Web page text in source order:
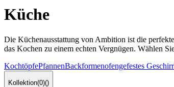
Küche
Die Küchenausstattung von Ambition ist die
das Kochen zu einem echten Vergnügen. Wählen
KochtöpfePfannenBackformenofengefestes Geschirr
Kollektion(0)()